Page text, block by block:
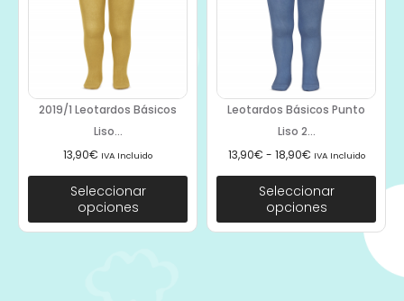
2019/1 Leotardos Básicos
Liso...
13,90€ IVA Incluido
Seleccionar
opciones
Leotardos Básicos Punto
Liso 2...
13,90€ - 18,90€ IVA Incluido
Seleccionar
opciones